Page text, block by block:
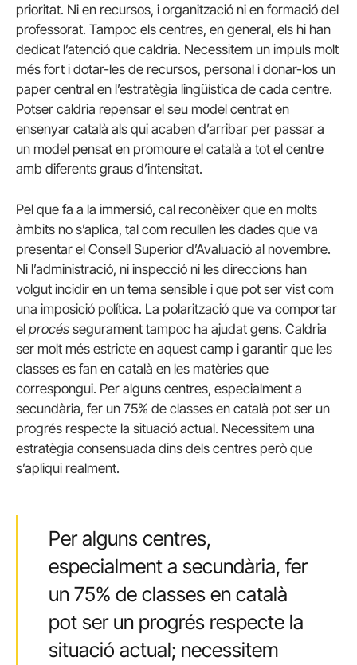
prioritat. Ni en recursos, i organització ni en formació del
professorat. Tampoc els centres, en general, els hi han
dedicat l’atenció que caldria. Necessitem un impuls molt
més fort i dotar-les de recursos, personal i donar-los un
paper central en l’estratègia lingüística de cada centre.
Potser caldria repensar el seu model centrat en
ensenyar català als qui acaben d’arribar per passar a
un model pensat en promoure el català a tot el centre
amb diferents graus d’intensitat.
Pel que fa a la immersió, cal reconèixer que en molts
àmbits no s’aplica, tal com recullen les dades que va
presentar el Consell Superior d’Avaluació al novembre.
Ni l’administració, ni inspecció ni les direccions han
volgut incidir en un tema sensible i que pot ser vist com
una imposició política. La polarització que va comportar
el procés segurament tampoc ha ajudat gens. Caldria
ser molt més estricte en aquest camp i garantir que les
classes es fan en català en les matèries que
correspongui. Per alguns centres, especialment a
secundària, fer un 75% de classes en català pot ser un
progrés respecte la situació actual. Necessitem una
estratègia consensuada dins dels centres però que
s’apliqui realment.
Per alguns centres,
especialment a secundària, fer
un 75% de classes en català
pot ser un progrés respecte la
situació actual; necessitem